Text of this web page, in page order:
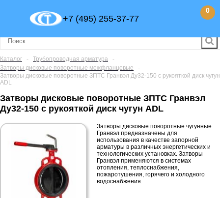
+7 (495) 255-37-77
0
Каталог - Трубопроводная арматура
-
Затворы дисковые поворотные межфланцевые
-
Затворы дисковые поворотные ЗПТС Гранвэл Ду32-150 с рукояткой диск чугун
ADL
Затворы дисковые поворотные ЗПТС Гранвэл
Ду32-150 с рукояткой диск чугун ADL
Затворы дисковые поворотные чугунные
Гранвэл предназначены для
использования в качестве запорной
арматуры в различных энергетических и
технологических установках. Затворы
Гранвэл применяются в системах
отопления, теплоснабжения,
пожаротушения, горячего и холодного
водоснабжения.